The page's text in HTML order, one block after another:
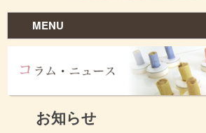
MENU
お知らせ